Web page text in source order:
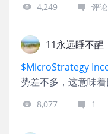
4,249 评论
11永远睡不醒
$MicroStrategy
势差不多，这意味
8,077 1